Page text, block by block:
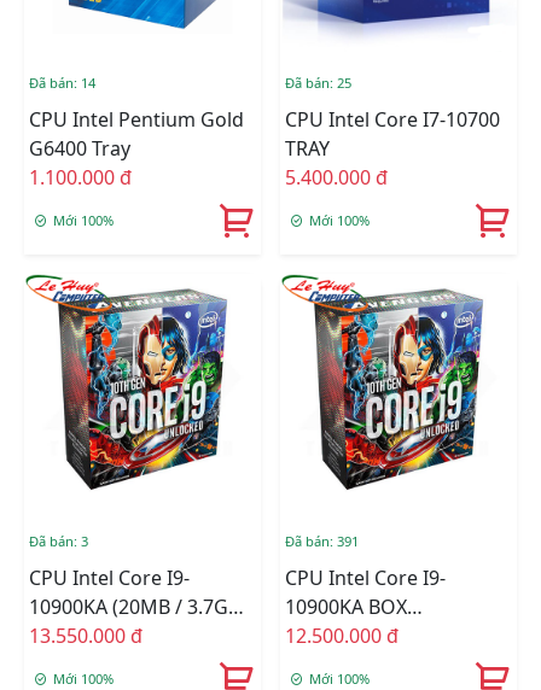
Đã bán: 14
CPU Intel Pentium Gold
G6400 Tray
1.100.000 đ
Mới 100%
Đã bán: 25
CPU Intel Core I7-10700
TRAY
5.400.000 đ
Mới 100%
Đã bán: 3
CPU Intel Core I9-
10900KA (20MB / 3.7GHz
/ 10 Nhân 20 Luồng /
LGA 1200) Chính Hãng
13.550.000 đ
Mới 100%
Đã bán: 391
CPU Intel Core I9-
10900KA BOX
C.TY(CHECK ONLINE)
12.500.000 đ
Mới 100%